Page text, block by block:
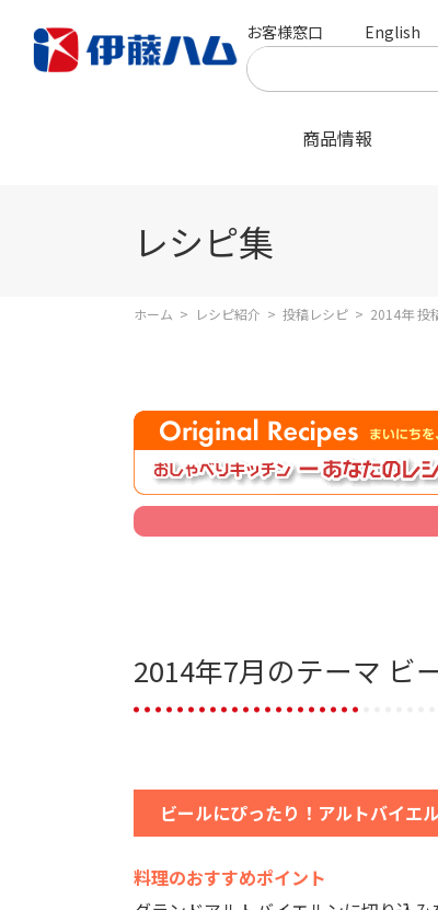
お客様窓口
English
商品情報
レシピ集
ホーム > レシピ紹介 > 投稿レシピ > 2014年 投
2014年7月のテーマ ビ
ビールにぴったり！アルトバイエ
料理のおすすめポイント